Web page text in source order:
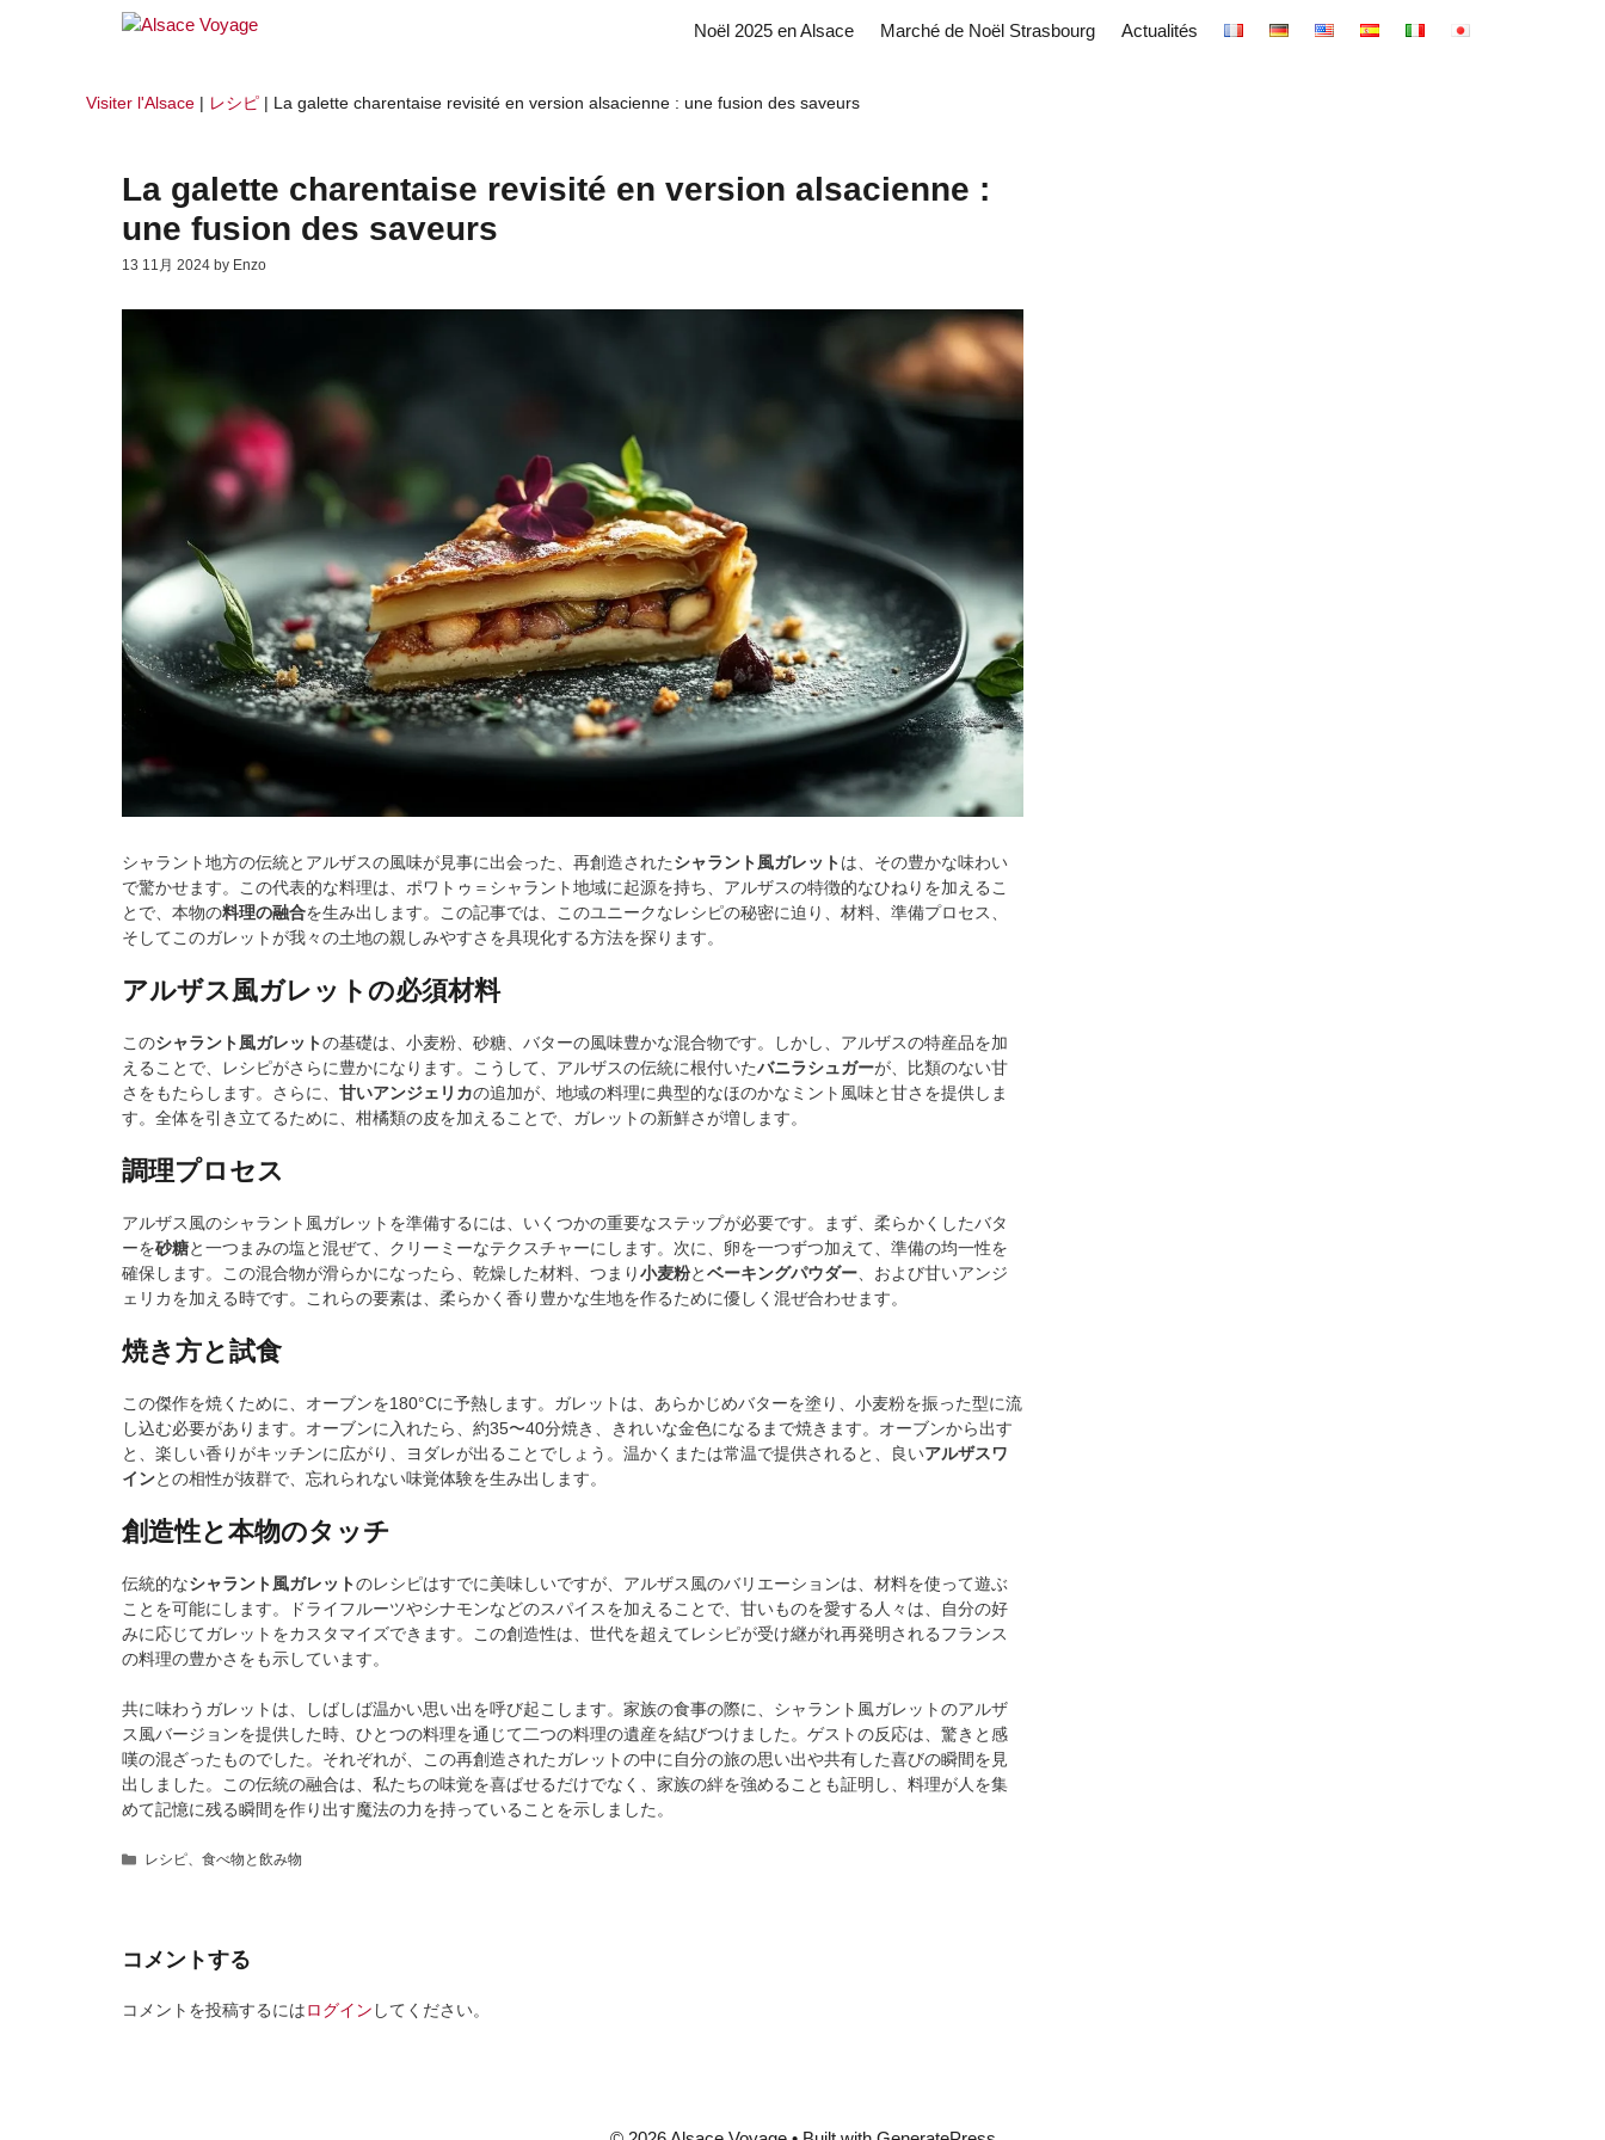
Noël 2025 en Alsace Marché de Noël Strasbourg Actualités
Visiter l'Alsace | レシピ | La galette charentaise revisité en version alsacienne : une fusion des saveurs
La galette charentaise revisité en version alsacienne :
une fusion des saveurs
13 11月 2024 by Enzo
シャラント地方の伝統とアルザスの風味が見事に出会った、再創造されたシャラント風ガレットは、その豊かな味わい
で驚かせます。この代表的な料理は、ポワトゥ＝シャラント地域に起源を持ち、アルザスの特徴的なひねりを加えるこ
とで、本物の料理の融合を生み出します。この記事では、このユニークなレシピの秘密に迫り、材料、準備プロセス、
そしてこのガレットが我々の土地の親しみやすさを具現化する方法を探ります。
アルザス風ガレットの必須材料
このシャラント風ガレットの基礎は、小麦粉、砂糖、バターの風味豊かな混合物です。しかし、アルザスの特産品を加
えることで、レシピがさらに豊かになります。こうして、アルザスの伝統に根付いたバニラシュガーが、比類のない甘
さをもたらします。さらに、 甘いアンジェリカの追加が、地域の料理に典型的なほのかなミント風味と甘さを提供しま
す。全体を引き立てるために、柑橘類の皮を加えることで、ガレットの新鮮さが増します。
調理プロセス
アルザス風のシャラント風ガレットを準備するには、いくつかの重要なステップが必要です。まず、柔らかくしたバタ
ーを砂糖と一つまみの塩と混ぜて、クリーミーなテクスチャーにします。次に、卵を一つずつ加えて、準備の均一性を
確保します。この混合物が滑らかになったら、乾燥した材料、つまり小麦粉とベーキングパウダー 、および甘いアンジ
ェリカを加える時です。これらの要素は、柔らかく香り豊かな生地を作るために優しく混ぜ合わせます。
焼き方と試食
この傑作を焼くために、オーブンを180°Cに予熱します。ガレットは、あらかじめバターを塗り、小麦粉を振った型に流
し込む必要があります。オーブンに入れたら、約35〜40分焼き、きれいな金色になるまで焼きます。オーブンから出す
と、楽しい香りがキッチンに広がり、ヨダレが出ることでしょう。温かくまたは常温で提供されると、良いアルザスワ
インとの相性が抜群で、忘れられない味覚体験を生み出します。
創造性と本物のタッチ
伝統的なシャラント風ガレットのレシピはすでに美味しいですが、アルザス風のバリエーションは、材料を使って遊ぶ
ことを可能にします。ドライフルーツやシナモンなどのスパイスを加えることで、甘いものを愛する人々は、自分の好
みに応じてガレットをカスタマイズできます。この創造性は、世代を超えてレシピが受け継がれ再発明されるフランス
の料理の豊かさをも示しています。
共に味わうガレットは、しばしば温かい思い出を呼び起こします。家族の食事の際に、シャラント風ガレットのアルザ
ス風バージョンを提供した時、ひとつの料理を通じて二つの料理の遺産を結びつけました。ゲストの反応は、驚きと感
嘆の混ざったものでした。それぞれが、この再創造されたガレットの中に自分の旅の思い出や共有した喜びの瞬間を見
出しました。この伝統の融合は、私たちの味覚を喜ばせるだけでなく、家族の絆を強めることも証明し、料理が人を集
めて記憶に残る瞬間を作り出す魔法の力を持っていることを示しました。
カ
レシピ、食べ物と飲み物
コメントする
コメントを投稿するにはログイン してください。